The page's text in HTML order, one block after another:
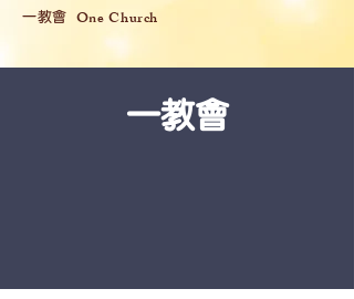
一教會 One Church
一教會